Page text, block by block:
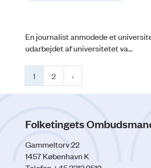
En journalist anmodede et
udarbejdet af universitetet va...
1 2
Folketingets
Gammeltorv 22
1457 København K